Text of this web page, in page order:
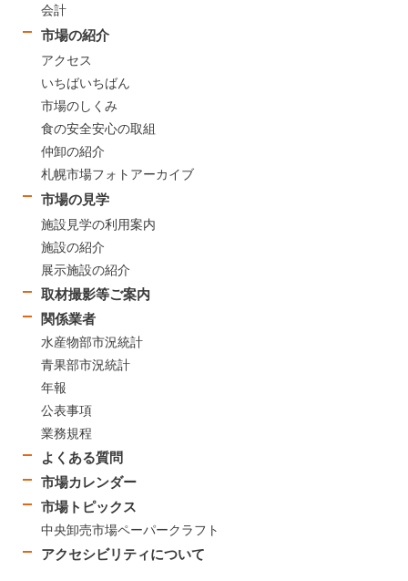
会計
市場の紹介
アクセス
いちばいちばん
市場のしくみ
食の安全安心の取組
仲卸の紹介
札幌市場フォトアーカイブ
市場の見学
施設見学の利用案内
施設の紹介
展示施設の紹介
取材撮影等ご案内
関係業者
水産物部市況統計
青果部市況統計
年報
公表事項
業務規程
よくある質問
市場カレンダー
市場トピックス
中央卸売市場ペーパークラフト
アクセシビリティについて